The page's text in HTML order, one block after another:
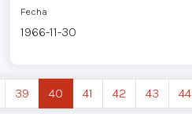
Fecha
1966-11-30
39 40 41 42 43 44